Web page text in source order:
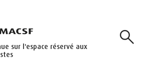
sur l'espace réservé aux